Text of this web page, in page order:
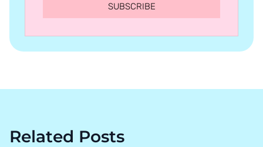
SUBSCRIBE
Related Posts